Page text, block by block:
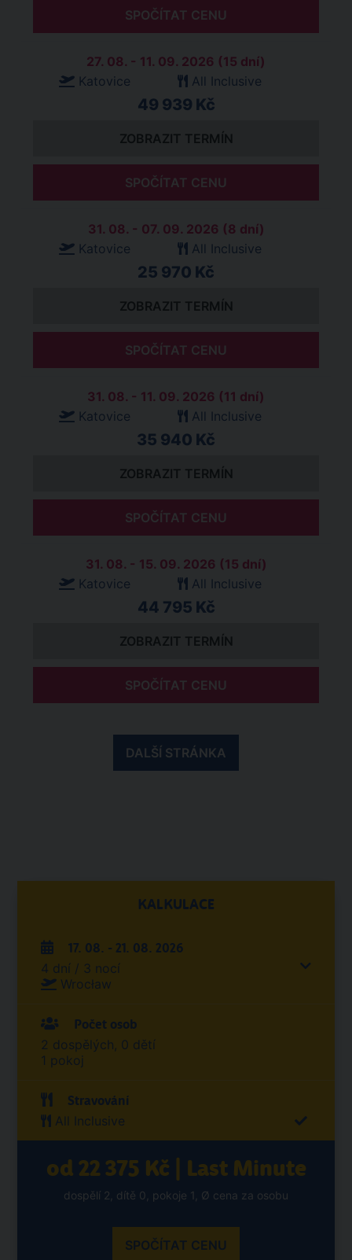
SPOČÍTAT CENU
27. 08. - 11. 09. 2026 (15 dní)
Katovice
All Inclusive
49 939 Kč
ZOBRAZIT TERMÍN
SPOČÍTAT CENU
31. 08. - 07. 09. 2026 (8 dní)
Katovice
All Inclusive
25 970 Kč
ZOBRAZIT TERMÍN
SPOČÍTAT CENU
31. 08. - 11. 09. 2026 (11 dní)
Katovice
All Inclusive
35 940 Kč
ZOBRAZIT TERMÍN
SPOČÍTAT CENU
31. 08. - 15. 09. 2026 (15 dní)
Katovice
All Inclusive
44 795 Kč
ZOBRAZIT TERMÍN
SPOČÍTAT CENU
DALŠÍ STRÁNKA
KALKULACE
17. 08. - 21. 08. 2026
4 dní / 3 nocí
Wrocław
Počet osob
2 dospělých, 0 dětí
1 pokoj
Stravování
All Inclusive
od 22 375 Kč | Last Minute
dospělí 2, dítě 0, pokoje 1, Ø cena za osobu
SPOČÍTAT CENU